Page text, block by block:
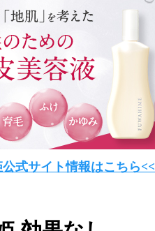
式サイト情報はこちら<<